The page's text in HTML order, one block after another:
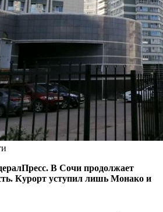
В Сочи продолжает
Курорт уступил лишь Монако и